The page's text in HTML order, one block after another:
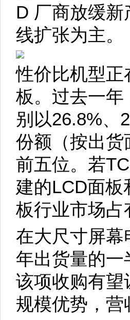
D 厂商放缓
线扩张为主。
性价比机型
板。过去一
别以26.8%、
份额（按出货
前五位。若
建的LCD面
板行业市场占
在大尺寸屏幕
年出货量的
该项收购有望
规模优势，营